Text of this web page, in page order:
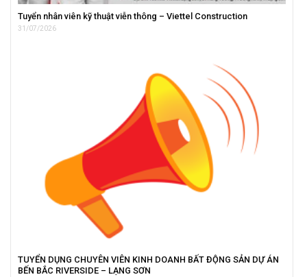
Tuyển nhân viên kỹ thuật viễn thông – Viettel Construction
31/07/2026
TUYỂN DỤNG CHUYÊN VIÊN KINH DOANH BẤT ĐỘNG SẢN DỰ ÁN
BẾN BẮC RIVERSIDE – LẠNG SƠN